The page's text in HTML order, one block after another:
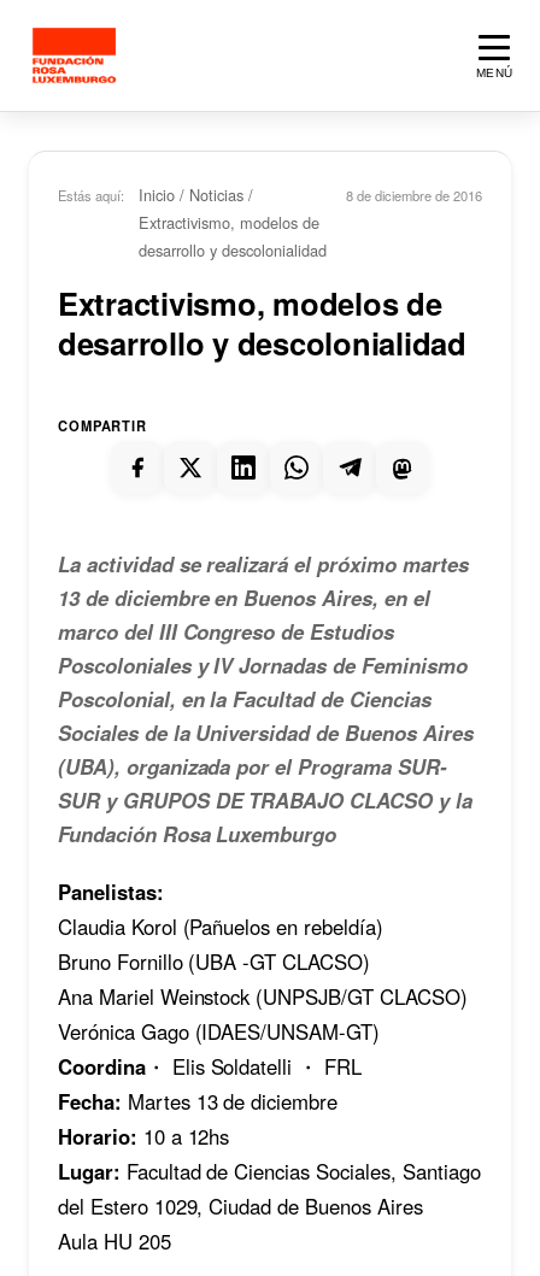
MENÚ
Estás aquí: Inicio / Noticias /
Extractivismo, modelos de
desarrollo y descolonialidad
8 de diciembre de 2016
Extractivismo, modelos de
desarrollo y descolonialidad
COMPARTIR
La actividad se realizará el próximo martes
13 de diciembre en Buenos Aires, en el
marco del III Congreso de Estudios
Poscoloniales y IV Jornadas de Feminismo
Poscolonial, en la Facultad de Ciencias
Sociales de la Universidad de Buenos Aires
(UBA), organizada por el Programa SUR-
SUR y GRUPOS DE TRABAJO CLACSO y la
Fundación Rosa Luxemburgo
Panelistas:
Claudia Korol (Pañuelos en rebeldía)
Bruno Fornillo (UBA -GT CLACSO)
Ana Mariel Weinstock (UNPSJB/GT CLACSO)
Verónica Gago (IDAES/UNSAM-GT)
Coordina・ Elis Soldatelli ・ FRL
Fecha: Martes 13 de diciembre
Horario: 10 a 12hs
Lugar: Facultad de Ciencias Sociales, Santiago
del Estero 1029, Ciudad de Buenos Aires
Aula HU 205